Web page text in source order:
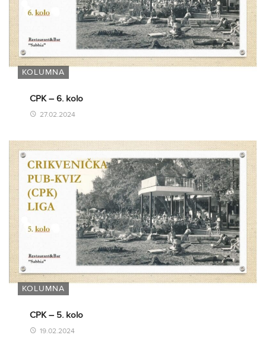
KOLUMNA
CPK – 6. kolo
27.02.2024
KOLUMNA
CPK – 5. kolo
19.02.2024